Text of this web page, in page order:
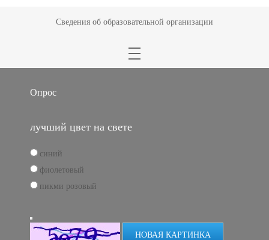
Сведения об образовательной организации
Опрос
лучший цвет на свете
синий
фиолетовый
пикми розовый
НОВАЯ КАРТИНКА